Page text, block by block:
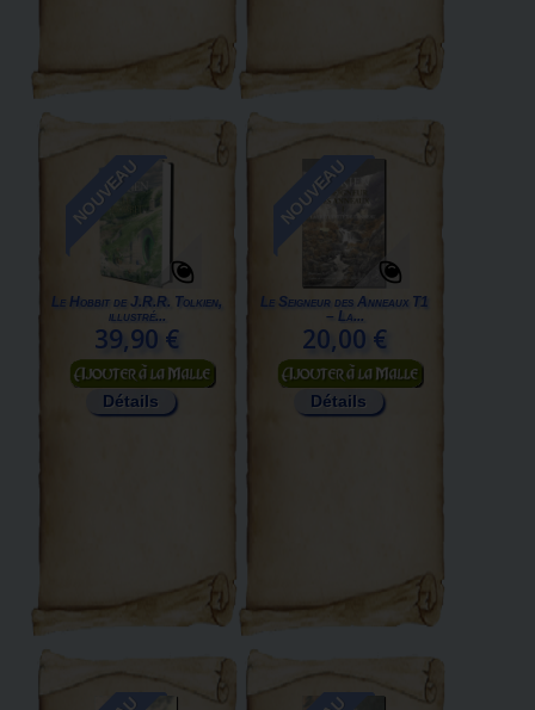
NOUVEAU
Le Hobbit de J.R.R. Tolkien,
illustré...
39,90 €
Ajouter au panier
Détails
NOUVEAU
Le Seigneur des Anneaux T1
– La...
20,00 €
Ajouter au panier
Détails